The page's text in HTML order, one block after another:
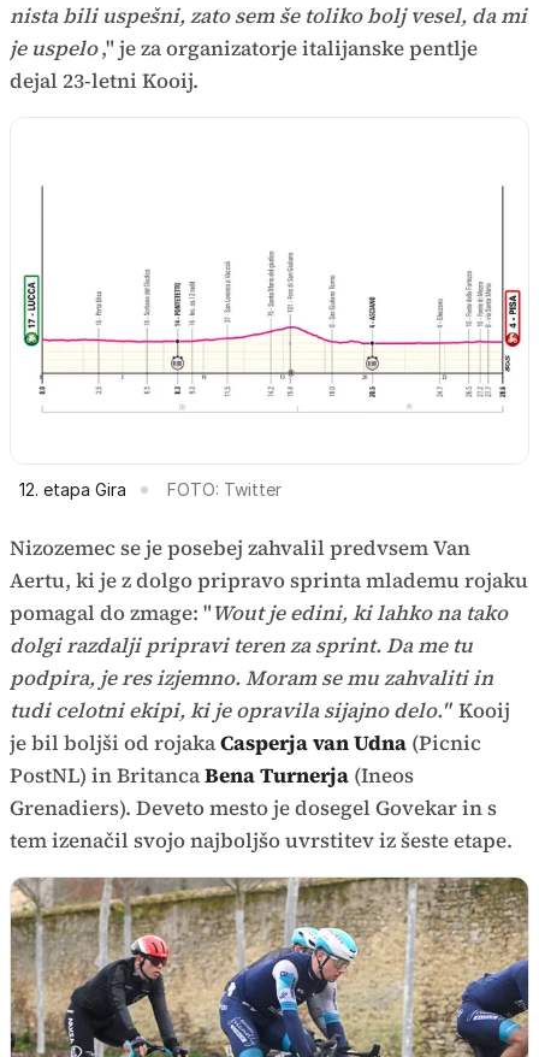
nista bili uspešni, zato sem še toliko bolj vesel, da mi
je uspelo," je za organizatorje italijanske pentlje
dejal 23-letni Kooij.
12. etapa Gira FOTO: Twitter
Nizozemec se je posebej zahvalil predvsem Van
Aertu, ki je z dolgo pripravo sprinta mlademu rojaku
pomagal do zmage: "Wout je edini, ki lahko na tako
dolgi razdalji pripravi teren za sprint. Da me tu
podpira, je res izjemno. Moram se mu zahvaliti in
tudi celotni ekipi, ki je opravila sijajno delo." Kooij
je bil boljši od rojakaCasperja van Udna (Picnic
PostNL) in BritancaBena Turnerja (Ineos
Grenadiers). Deveto mesto je dosegel Govekar in s
tem izenačil svojo najboljšo uvrstitev iz šeste etape.